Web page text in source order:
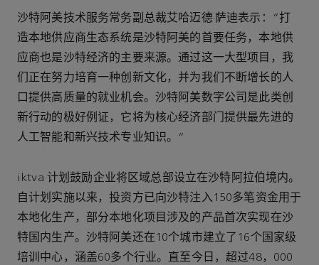
沙特阿美技术服务常务副总裁艾哈迈德·萨迪表示：“打
造本地供应商生态系统是沙特阿美的首要任务，本地供
应商也是沙特经济的主要来源。通过这一大型项目，我
们正在努力培育一种创新文化，并为我们不断增长的人
口提供高质量的就业机会。沙特阿美数字公司是此类创
新行动的极好例证，它将为核心经济部门提供最先进的
人工智能和新兴技术专业知识。”
iktva 计划鼓励企业将区域总部设立在沙特阿拉伯境内。
自计划实施以来，投资方已向沙特注入150多笔资金用于
本地化生产，部分本地化项目涉及的产品首次实现在沙
特国内生产。沙特阿美还在10个城市建立了16个国家级
培训中心，涵盖60多个行业。直至今日，超过48，000